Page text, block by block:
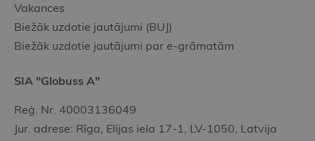
Vakances
Biežāk uzdotie jautājumi (BUJ)
Biežāk uzdotie jautājumi par e-grāmatām
SIA "Globuss A"
Reģ. Nr. 40003136049
Jur. adrese: Rīga, Elijas iela 17-1, LV-1050, Latvija